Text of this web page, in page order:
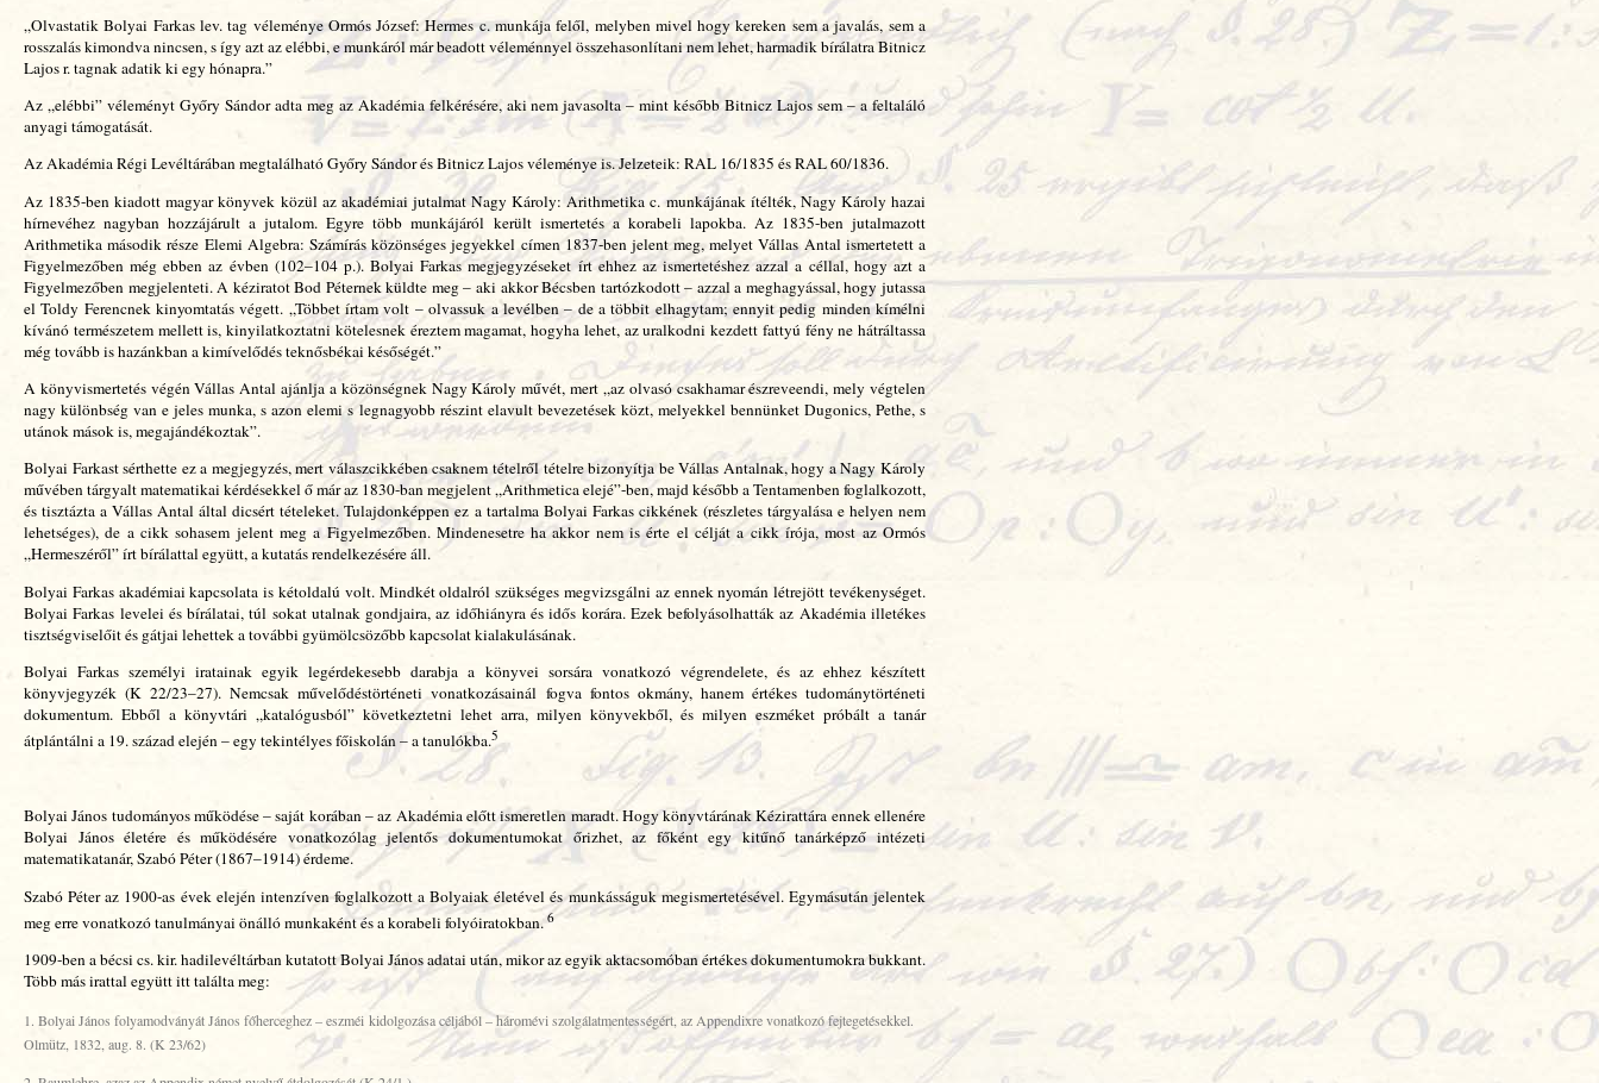
„Olvastatik Bolyai Farkas lev. tag véleménye Ormós József: Hermes c. munkája felől, melyben mivel hogy kereken sem a javalás, sem a
rosszalás kimondva nincsen, s így azt az elébbi, e munkáról már beadott véleménnyel összehasonlítani nem lehet, harmadik bírálatra Bitnicz
Lajos r. tagnak adatik ki egy hónapra.”
Az „elébbi” véleményt Győry Sándor adta meg az Akadémia felkérésére, aki nem javasolta – mint később Bitnicz Lajos sem – a feltaláló
anyagi támogatását.
Az Akadémia Régi Levéltárában megtalálható Győry Sándor és Bitnicz Lajos véleménye is. Jelzeteik: RAL 16/1835 és RAL 60/1836.
Az 1835-ben kiadott magyar könyvek közül az akadémiai jutalmat Nagy Károly: Arithmetika c. munkájának ítélték, Nagy Károly hazai
hírnevéhez nagyban hozzájárult a jutalom. Egyre több munkájáról került ismertetés a korabeli lapokba. Az 1835-ben jutalmazott
Arithmetika második része Elemi Algebra: Számírás közönséges jegyekkel címen 1837-ben jelent meg, melyet Vállas Antal ismertetett a
Figyelmezőben még ebben az évben (102–104 p.). Bolyai Farkas megjegyzéseket írt ehhez az ismertetéshez azzal a céllal, hogy azt a
Figyelmezőben megjelenteti. A kéziratot Bod Péternek küldte meg – aki akkor Bécsben tartózkodott – azzal a meghagyással, hogy jutassa
el Toldy Ferencnek kinyomtatás végett. „Többet írtam volt – olvassuk a levélben – de a többit elhagytam; ennyit pedig minden kímélni
kívánó természetem mellett is, kinyilatkoztatni kötelesnek éreztem magamat, hogyha lehet, az uralkodni kezdett fattyú fény ne hátráltassa
még tovább is hazánkban a kimívelődés teknősbékai későségét.”
A könyvismertetés végén Vállas Antal ajánlja a közönségnek Nagy Károly művét, mert „az olvasó csakhamar észreveendi, mely végtelen
nagy különbség van e jeles munka, s azon elemi s legnagyobb részint elavult bevezetések közt, melyekkel bennünket Dugonics, Pethe, s
utánok mások is, megajándékoztak”.
Bolyai Farkast sérthette ez a megjegyzés, mert válaszcikkében csaknem tételről tételre bizonyítja be Vállas Antalnak, hogy a Nagy Károly
művében tárgyalt matematikai kérdésekkel ő már az 1830-ban megjelent „Arithmetica elejé”-ben, majd később a Tentamenben foglalkozott,
és tisztázta a Vállas Antal által dicsért tételeket. Tulajdonképpen ez a tartalma Bolyai Farkas cikkének (részletes tárgyalása e helyen nem
lehetséges), de a cikk sohasem jelent meg a Figyelmezőben. Mindenesetre ha akkor nem is érte el célját a cikk írója, most az Ormós
„Hermeszéről” írt bírálattal együtt, a kutatás rendelkezésére áll.
Bolyai Farkas akadémiai kapcsolata is kétoldalú volt. Mindkét oldalról szükséges megvizsgálni az ennek nyomán létrejött tevékenységet.
Bolyai Farkas levelei és bírálatai, túl sokat utalnak gondjaira, az időhiányra és idős korára. Ezek befolyásolhatták az Akadémia illetékes
tisztségviselőit és gátjai lehettek a további gyümölcsözőbb kapcsolat kialakulásának.
Bolyai Farkas személyi iratainak egyik legérdekesebb darabja a könyvei sorsára vonatkozó végrendelete, és az ehhez készített
könyvjegyzék (K 22/23–27). Nemcsak művelődéstörténeti vonatkozásainál fogva fontos okmány, hanem értékes tudománytörténeti
dokumentum. Ebből a könyvtári „katalógusból” következtetni lehet arra, milyen könyvekből, és milyen eszméket próbált a tanár
átplántálni a 19. század elején – egy tekintélyes főiskolán – a tanulókba.5
Bolyai János tudományos működése – saját korában – az Akadémia előtt ismeretlen maradt. Hogy könyvtárának Kézirattára ennek ellenére
Bolyai János életére és működésére vonatkozólag jelentős dokumentumokat őrizhet, az főként egy kitűnő tanárképző intézeti
matematikatanár, Szabó Péter (1867–1914) érdeme.
Szabó Péter az 1900-as évek elején intenzíven foglalkozott a Bolyaiak életével és munkásságuk megismertetésével. Egymásután jelentek
meg erre vonatkozó tanulmányai önálló munkaként és a korabeli folyóiratokban.6
1909-ben a bécsi cs. kir. hadilevéltárban kutatott Bolyai János adatai után, mikor az egyik aktacsomóban értékes dokumentumokra bukkant.
Több más irattal együtt itt találta meg:
1. Bolyai János folyamodványát János főherceghez – eszméi kidolgozása céljából – háromévi szolgálatmentességért, az Appendixre vonatkozó fejtegetésekkel.
Olmütz, 1832, aug. 8. (K 23/62)